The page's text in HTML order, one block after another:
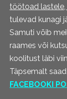
töötoad
tulevad kunagi
Samuti võib
raames või
koolitust läbi
Täpsemalt
FACEBOOKI